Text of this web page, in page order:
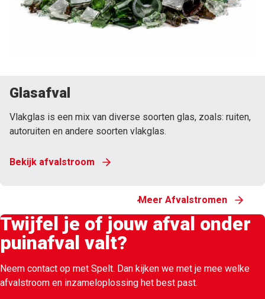
Glasafval
Vlakglas is een mix van diverse soorten glas, zoals: ruiten,
autoruiten en andere soorten vlakglas.
Bekijk afvalstroom
Meer Afvalstromen
Twijfel je of jouw afval onder
puinafval valt?
Neem contact op met Spelt. Dan kijken we met je mee welke
afvalstroom en inzameloplossing het best past.